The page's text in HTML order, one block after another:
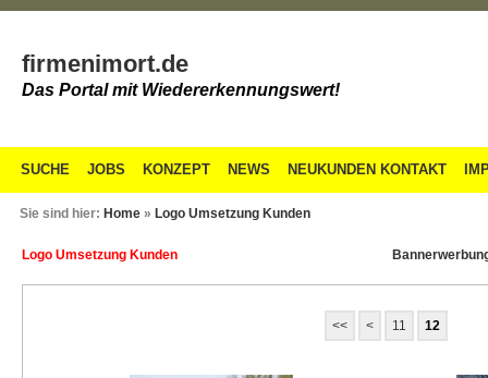
firmenimort.de
Das Portal mit Wiedererkennungswert!
SUCHE JOBS KONZEPT NEWS NEUKUNDEN KONTAKT
Sie sind hier: Home » Logo Umsetzung Kunden
Logo Umsetzung Kunden
<< < 11 12